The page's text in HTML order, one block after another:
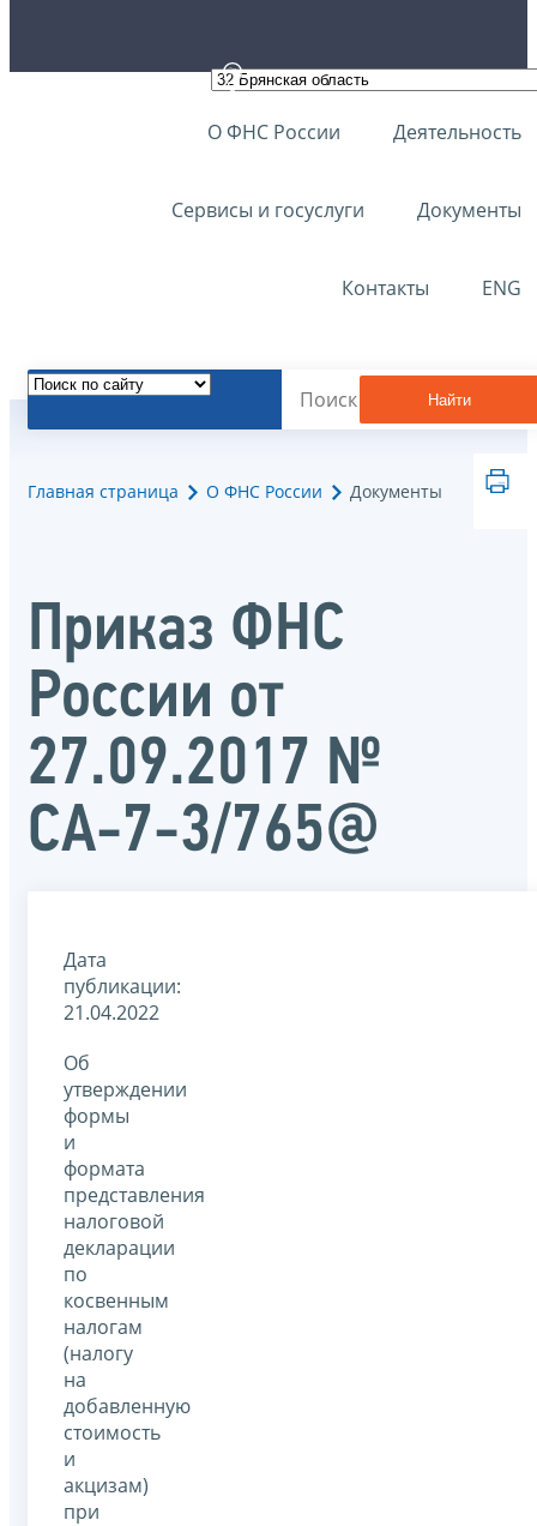
О ФНС России Деятельность
Сервисы и госуслуги Документы
Контакты ENG
Найти
Главная страница О ФНС России Документы
Приказ ФНС
России от
27.09.2017 №
СА-7-3/765@
Дата
публикации:
21.04.2022
Об
утверждении
формы
и
формата
представления
налоговой
декларации
по
косвенным
налогам
(налогу
на
добавленную
стоимость
и
акцизам)
при